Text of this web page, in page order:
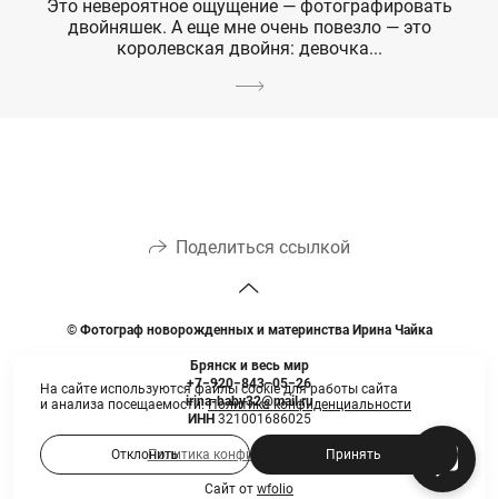
Это невероятное ощущение — фотографировать
двойняшек. А еще мне очень повезло — это
королевская двойня: девочка...
Поделиться ссылкой
© Фотограф новорожденных и материнства Ирина Чайка
Брянск и весь мир
+7−920−843−05−26
irina-baby32@mail.ru
ИНН 321001686025
Политика конфиденциальности
Сайт от wfolio
На сайте используются файлы cookie для работы сайта
и анализа посещаемости.Политика конфиденциальности
Отклонить Принять